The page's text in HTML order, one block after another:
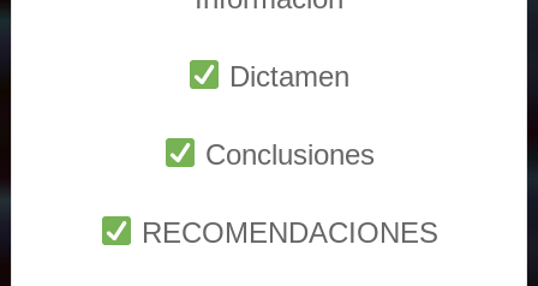
Dictamen
Conclusiones
RECOMENDACIONES